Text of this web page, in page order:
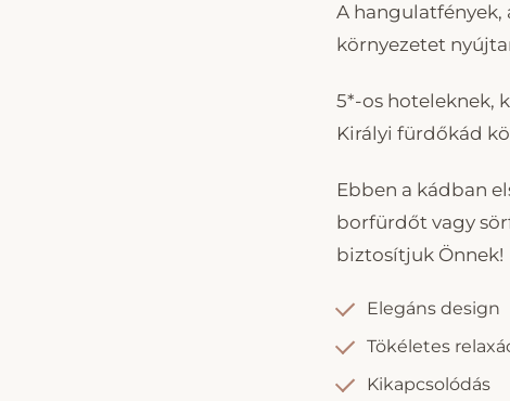
A
környezetet
5*-os hoteleknek,
Királyi fürdőkád
Ebben a kádban
borfürdőt vagy
biztosítjuk Önnek!
Elegáns design
Tökéletes
Kikapcsolódás